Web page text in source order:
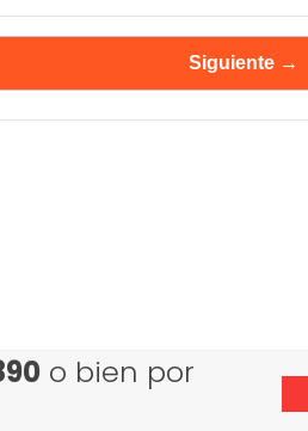
Siguiente →
o bien por